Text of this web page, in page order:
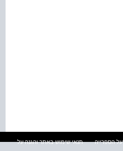
על הספרייה
תנאי שימוש באתר והגנה על